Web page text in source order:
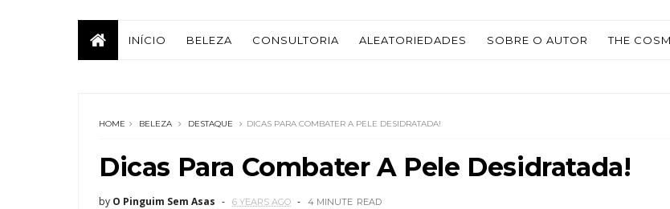
INÍCIO BELEZA CONSULTORIA ALEATORIEDADES SOBRE O AUTOR THE
HOME BELEZA DESTAQUE DICAS PARA COMBATER A PELE DESIDRATADA!
Dicas Para Combater A Pele Desidratada!
by O Pinguim Sem Asas 6 YEARS AGO 4 MINUTE READ